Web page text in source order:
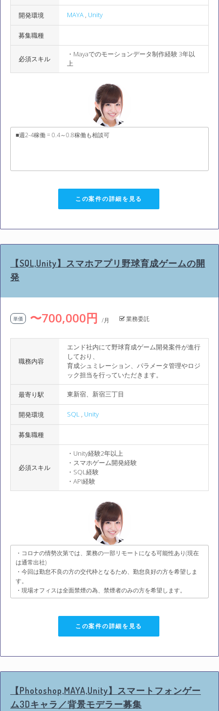
開発環境 MAYA , Unity
募集職種
必須スキル
・Mayaでのモーションデータ制作経験 3年以
上
■週2-4稼働 = 0.4～0.8稼働も相談可
この案件の詳細を見る
【SQL,Unity】スマホアプリ野球育成ゲームの開
発
単価 〜700,000円 /月 業務委託
職務内容
エンド社内にて野球育成ゲーム開発案件が進行
しており、
育成シュミレーション、パラメータ管理やロジ
ック担当を行っていただきます。
最寄り駅 東新宿、新宿三丁目
開発環境 SQL , Unity
募集職種
必須スキル
・Unity経験2年以上
・スマホゲーム開発経験
・SQL経験
・API経験
・コロナの情勢次第では、業務の一部リモートになる可能性あり(現在
は通常出社)
・今回は勤怠不良の方の交代枠となるため、勤怠良好の方を希望しま
す。
・現場オフィスは全面禁煙の為、禁煙者のみの方を希望します。
この案件の詳細を見る
【Photoshop,MAYA,Unity】スマートフォンゲー
ム3Dキャラ／背景モデラー募集